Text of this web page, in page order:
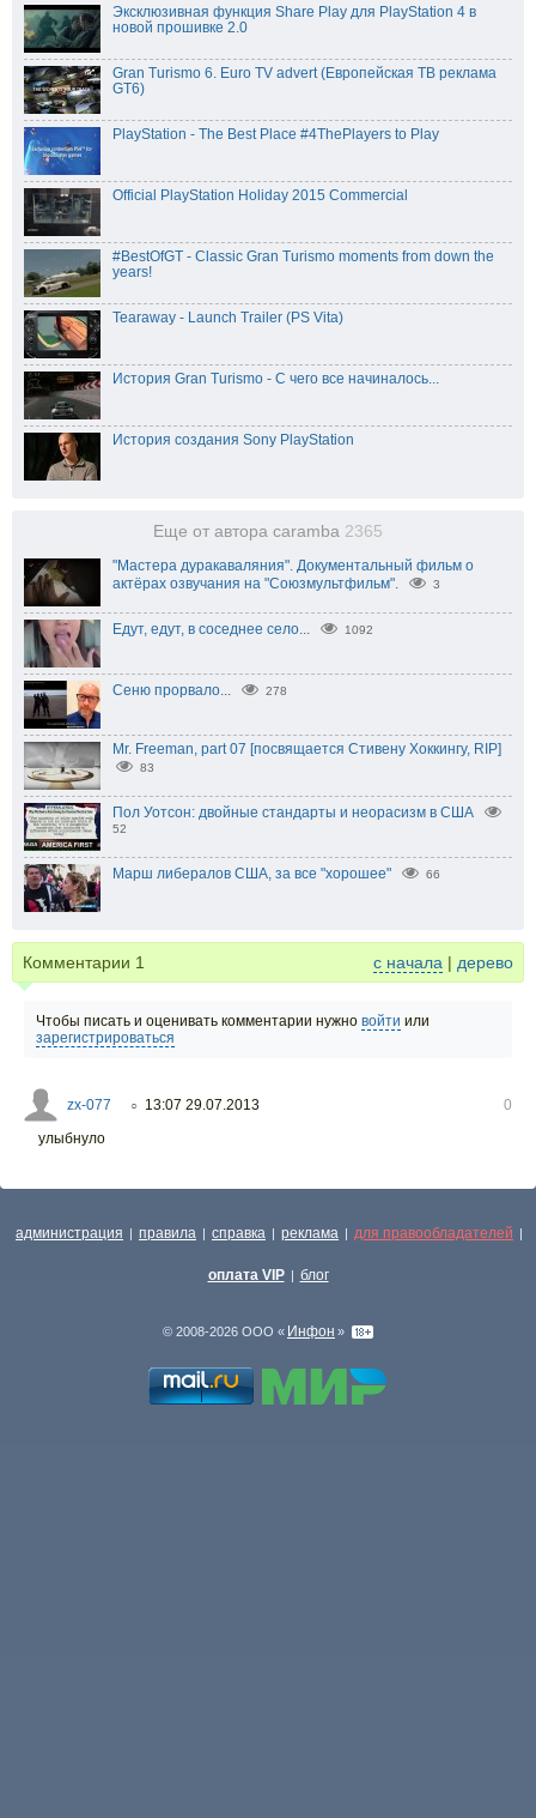
Эксклюзивная функция Share Play для PlayStation 4 в
новой прошивке 2.0
Gran Turismo 6. Euro TV advert (Европейская ТВ реклама
GT6)
PlayStation - The Best Place #4ThePlayers to Play
Official PlayStation Holiday 2015 Commercial
#BestOfGT - Classic Gran Turismo moments from down the
years!
Tearaway - Launch Trailer (PS Vita)
История Gran Turismo - C чего все начиналось...
История создания Sony PlayStation
Еще от автора caramba 2365
"Мастера дуракаваляния". Документальный фильм о
актёрах озвучания на "Союзмультфильм".
3
Едут, едут, в соседнее село... 1092
Сеню прорвало... 278
Mr. Freeman, part 07 [посвящается Стивену Хоккингу, RIP]
83
Пол Уотсон: двойные стандарты и неорасизм в США
52
Марш либералов США, за все "хорошее" 66
Комментарии 1 с начала | дерево
Чтобы писать и оценивать комментарии нужно войти или
зарегистрироваться
zx-077 ○ 13:07 29.07.2013
0
улыбнуло
администрация | правила | справка | реклама | для правообладателей |
оплата VIP | блог
© 2008-2026 ООО « Инфон »